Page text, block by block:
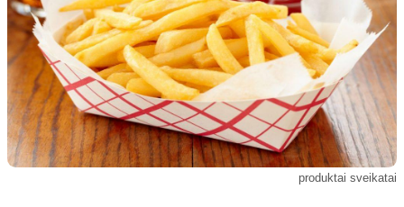
produktai sveikatai